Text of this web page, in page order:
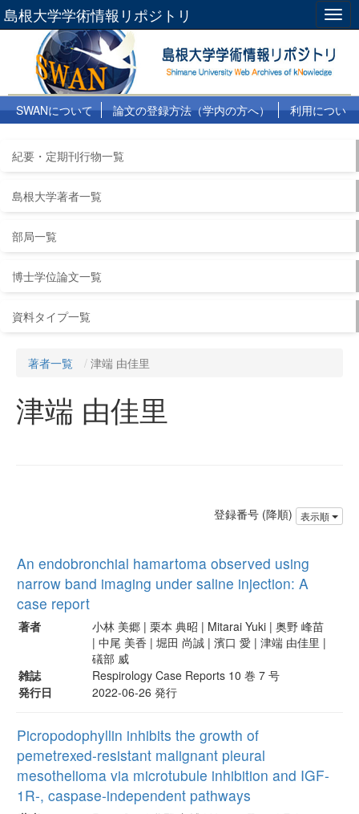
島根大学学術情報リポジトリ
SWANについて 論文の登録方法（学内の方へ）
利用につい
紀要・定期刊行物一覧
島根大学著者一覧
部局一覧
博士学位論文一覧
資料タイプ一覧
著者一覧 津端 由佳里
津端 由佳里
登録番号 (降順) 表示順
An endobronchial hamartoma observed using
narrow band imaging under saline injection: A
case report
著者
小林 美郷 | 栗本 典昭 | Mitarai Yuki | 奥野 峰苗
| 中尾 美香 | 堀田 尚誠 | 濱口 愛 | 津端 由佳里 |
礒部 威
雑誌
Respirology Case Reports 10 巻 7 号
発行日
2022-06-26 発行
Picropodophyllin inhibits the growth of
pemetrexed-resistant malignant pleural
mesothelioma via microtubule inhibition and IGF-
1R-, caspase-independent pathways